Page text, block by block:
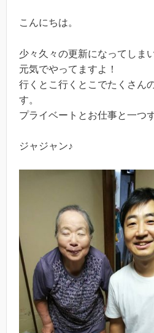
こんにちは。
少々久々の更新になってしま
元気でやってますよ！
行くとこ行くとこでたくさん
す。
プライベートとお仕事と一つ
ジャジャン♪